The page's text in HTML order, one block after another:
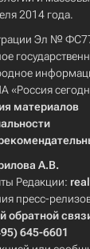
2014 года.
Эл №
«Россия
материалов
А.В.
Редакции:
пресс-
обратной
645-6601